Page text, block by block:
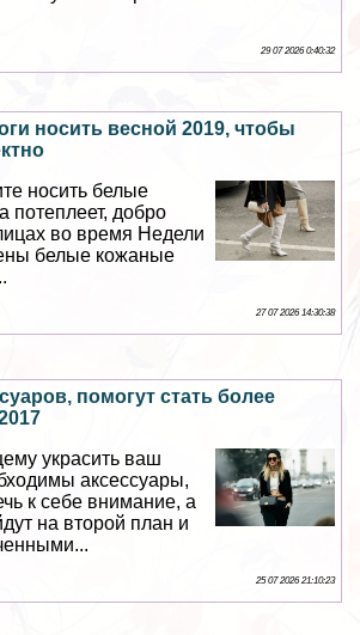
29 07 2026 0:40:32
носить весной 2019, чтобы
носить белые
потеплеет, добро
во время Недели
белые кожаные
27 07 2026 14:30:38
помогут стать более
украсить ваш
аксессуары,
к себе внимание, а
на второй план и
25 07 2026 21:10:23